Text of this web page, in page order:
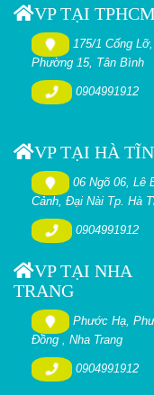
VP TẠI
175/1 Cống Lỡ,
Phường 15, Tân Bình
0904991912
VP TẠI HÀ
06 Ngõ 06, Lê
Cảnh, Đại Nài Tp. Hà
0904991912
VP TẠI NHA
TRANG
Phước Hạ,
Đồng , Nha Trang
0904991912